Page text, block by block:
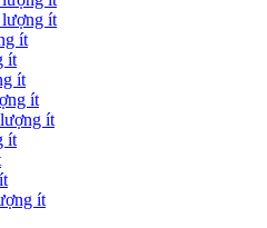
lượng ít
ít
ít
ít
ít
ít
ít
ít